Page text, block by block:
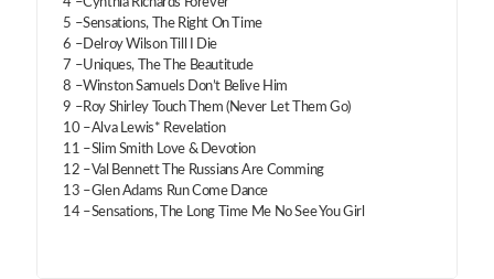
4 –Cynthia Richards Forever
5 –Sensations, The Right On Time
6 –Delroy Wilson Till I Die
7 –Uniques, The The Beautitude
8 –Winston Samuels Don’t Belive Him
9 –Roy Shirley Touch Them (Never Let Them Go)
10 –Alva Lewis* Revelation
11 –Slim Smith Love & Devotion
12 –Val Bennett The Russians Are Comming
13 –Glen Adams Run Come Dance
14 –Sensations, The Long Time Me No See You Girl